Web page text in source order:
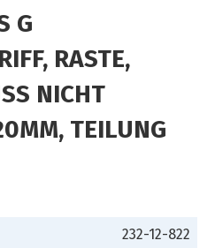
G
RASTE,
NICHT
TEILUNG
232-12-822